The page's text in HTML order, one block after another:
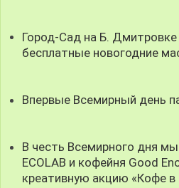
Город-Сад на Б. Дмитровке
бесплатные новогодние
Впервые Всемирный день
В честь Всемирного дня
ECOLAB и кофейня Good
креативную акцию «Кофе в